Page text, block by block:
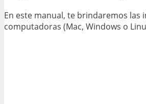
En este manual, te brindaremos
computadoras (Mac, Windows o